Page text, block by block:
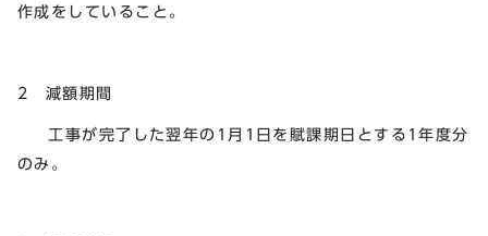
作成をしていること。
2 減額期間
工事が完了した翌年の1月1日を賦課期日とする1年度分
のみ。